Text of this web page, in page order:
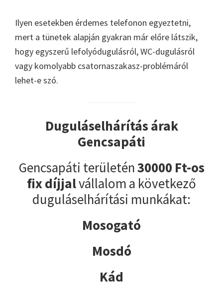
Ilyen esetekben érdemes telefonon egyeztetni,
mert a tünetek alapján gyakran már előre látszik,
hogy egyszerű lefolyódugulásról, WC-dugulásról
vagy komolyabb csatornaszakasz-problémáról
lehet-e szó.
Duguláselhárítás árak
Gencsapáti
Gencsapáti területén30000 Ft-os
fix díjjalvállalom a következő
duguláselhárítási munkákat:
Mosogató
Mosdó
Kád